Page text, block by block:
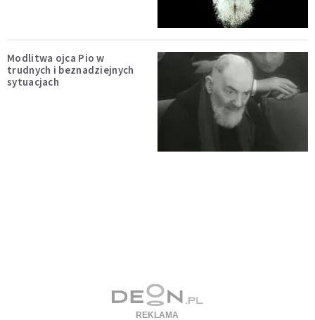
Modlitwa ojca Pio w
trudnych i beznadziejnych
sytuacjach